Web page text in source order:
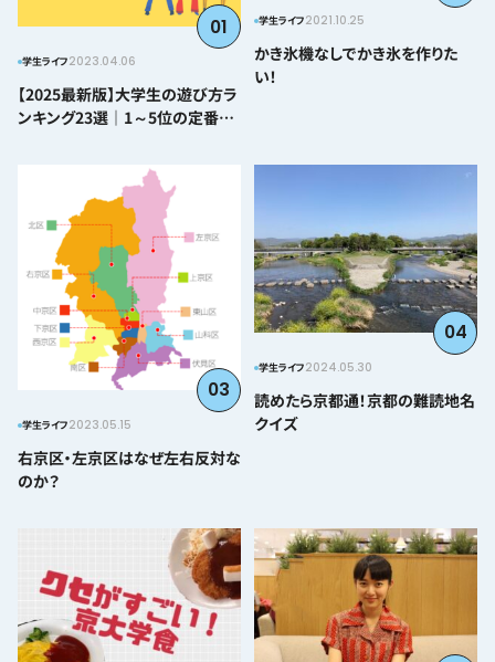
01
学生ライフ2023.04.06
【2025最新版】大学生の遊び方ラ
ンキング23選｜1～5位の定番か
学生ライフ2021.10.25
かき氷機なしでかき氷を作りた
い！
03
学生ライフ2023.05.15
右京区・左京区はなぜ左右反対な
のか？
04
学生ライフ2024.05.30
読めたら京都通！京都の難読地名
クイズ